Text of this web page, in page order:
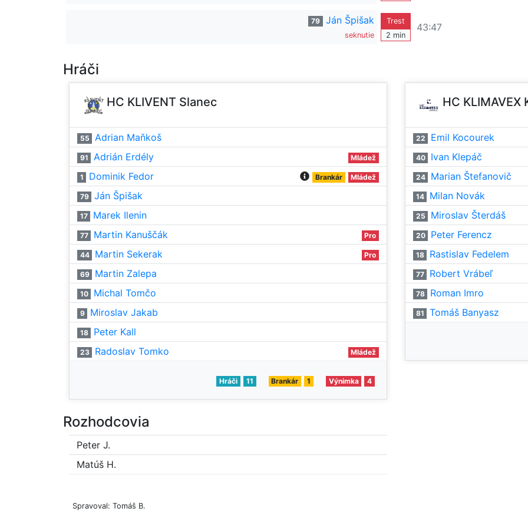
79 Ján Špišak
seknutie
Trest
2 min
43:47
Hráči
HC KLIVENT Slanec
55 Adrian Maňkoš
91 Adrián Erdély Mládež
1 Dominik Fedor Brankár Mládež
79 Ján Špišak
17 Marek Ilenin
77 Martin Kanuščák Pro
44 Martin Sekerak Pro
69 Martin Zalepa
10 Michal Tomčo
9 Miroslav Jakab
18 Peter Kall
23 Radoslav Tomko Mládež
Hráči 11 Brankár 1 Výnimka 4
HC KLIMAVEX
22 Emil Kocourek
40 Ivan Klepáč
24 Marian Štefanovič
14 Milan Novák
25 Miroslav Šterdáš
20 Peter Ferencz
18 Rastislav Fedelem
77 Robert Vrábeľ
78 Roman Imro
81 Tomáš Banyasz
Rozhodcovia
Peter J.
Matúš H.
Spravoval: Tomáš B.